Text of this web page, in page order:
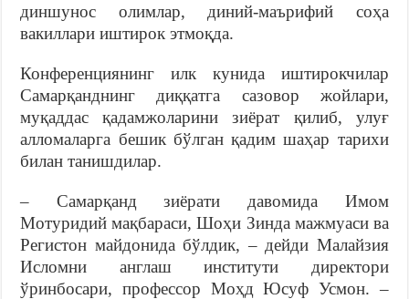
диншунос олимлар, диний-маърифий соҳа
вакиллари иштирок этмоқда.
Конференциянинг илк кунида иштирокчилар
Самарқанднинг диққатга сазовор жойлари,
муқаддас қадамжоларини зиёрат қилиб, улуғ
алломаларга бешик бўлган қадим шаҳар тарихи
билан танишдилар.
– Самарқанд зиёрати давомида Имом
Мотуридий мақбараси, Шоҳи Зинда мажмуаси ва
Регистон майдонида бўлдик, – дейди Малайзия
Исломни англаш институти директори
ўринбосари, профессор Моҳд Юсуф Усмон. –